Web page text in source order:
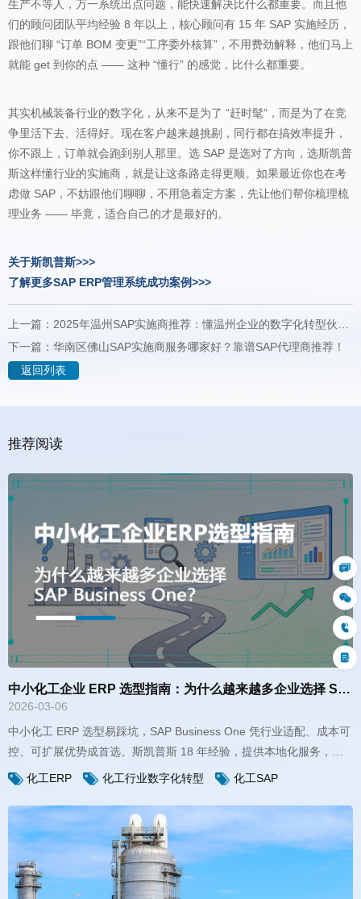
就能 get 到你的点 —— 这种 “懂行” 的感觉，比什么都重要。
理业务 —— 毕竟，适合自己的才是最好的。
关于斯凯普斯>>>
了解更多SAP ERP管理系统成功案例>>>
- 斯凯普斯
下一篇：华南区佛山SAP实施商服务哪家好？靠谱SAP代理商推荐！
返回列表
推荐阅读
2026-03-06
力义乌、常熟等中小化工企业数字化转型。
化工ERP 化工行业数字化转型 化工SAP